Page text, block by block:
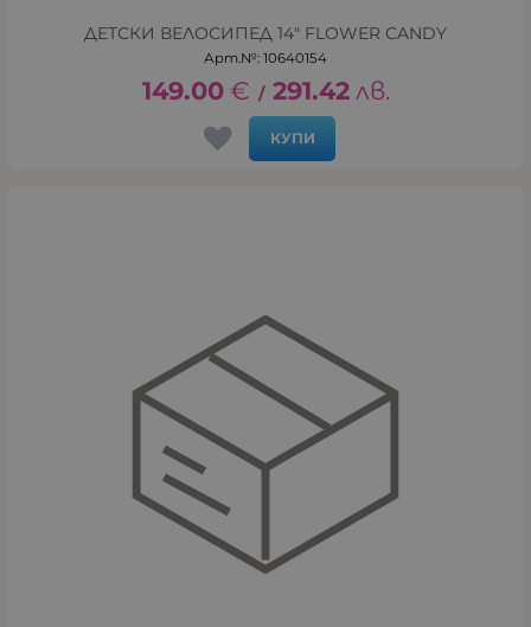
ДЕТСКИ ВЕЛОСИПЕД 14" FLOWER CANDY
Арт.№: 10640154
149.00 € / 291.42 лв.
КУПИ